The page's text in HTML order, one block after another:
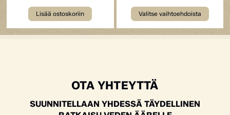
Lisää ostoskoriin Valitse vaihtoehdoista
OTA YHTEYTTÄ
SUUNNITELLAAN YHDESSÄ TÄYDELLINEN